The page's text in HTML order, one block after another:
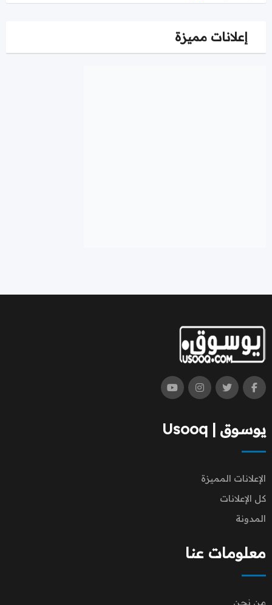
إعلانات مميزة
يوسوق | Usooq
الإعلانات المميزة
كل الإعلانات
المدونة
معلومات عنا
من نحن